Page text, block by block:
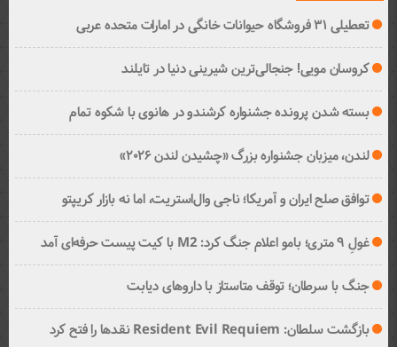
تعطیلی ۳۱ فروشگاه حیوانات خانگی در امارات متحده عربی
کروسان مویی! جنجالی‌ترین شیرینی دنیا در تایلند
بسته شدن پرونده جشنواره کرشندو در هانوی با شکوه تمام
لندن، میزبان جشنواره بزرگ «چشیدن لندن ۲۰۲۶»
توافق صلح ایران و آمریکا؛ ناجی وال‌استریت، اما نه بازار کریپتو
غولِ ۹ متری؛ بامو اعلام جنگ کرد: M2 با کیت پیست حرفه‌ای آمد
جنگ با سرطان؛ توقف متاستاز با داروهای دیابت
بازگشت سلطان: Resident Evil Requiem نقدها را فتح کرد